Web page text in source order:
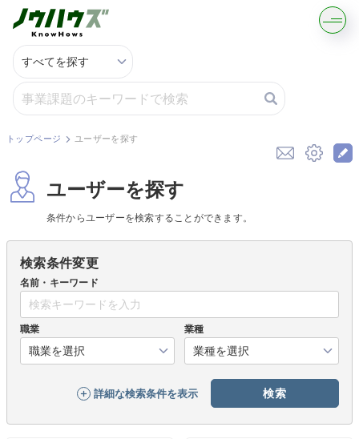
記事・コラムを読む
解決策を募集する
契約書ひな型を探す
専門家に電話する
無料で株価を算定
資本政策を無料でお試し
無料でアンケート
トップページ ユーザーを探す
ユーザーを探す
条件からユーザーを検索することができます。
検索条件変更
名前・キーワード
職業 業種
詳細な検索条件を表示